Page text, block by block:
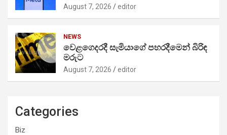
August 7, 2026 editor
NEWS
වෙළගෙදරදී සැමියාගේ පහරදීමෙන් බිරිඳ
මරුට
August 7, 2026 editor
Categories
Biz